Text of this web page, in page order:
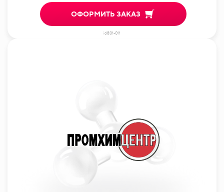
ОФОРМИТЬ ЗАКАЗ
id801-011